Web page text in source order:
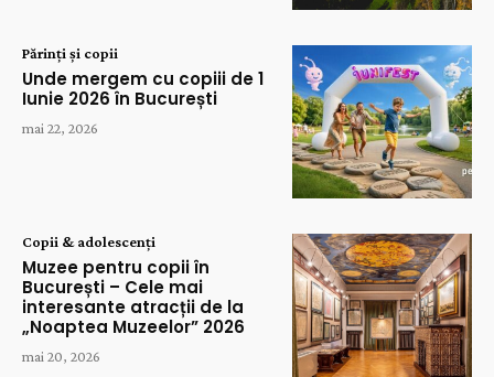
Părinți și copii
Unde mergem cu copiii de 1
Iunie 2026 în București
mai 22, 2026
Copii & adolescenți
Muzee pentru copii în
București – Cele mai
interesante atracții de la
„Noaptea Muzeelor” 2026
mai 20, 2026